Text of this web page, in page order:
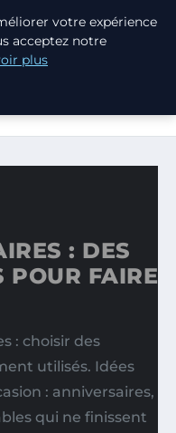
POUR
: DES
POUR FAIRE
: choisir des
utilisés. Idées
: anniversaires,
qui ne finissent
votre expérience
acceptez notre
plus